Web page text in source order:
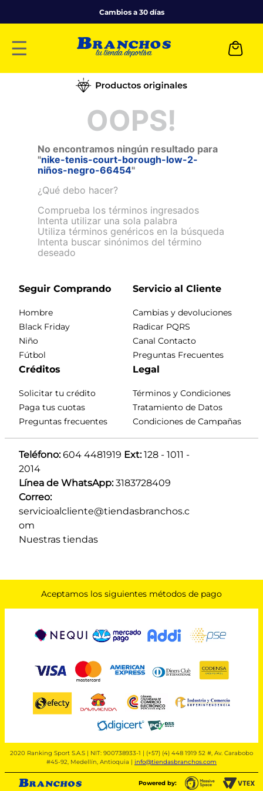
Cambios a 30 días
☰
OOPS!
No encontramos ningún resultado para
"nike-tenis-court-borough-low-2-
niños-negro-66454"
¿Qué debo hacer?
Comprueba los términos ingresados
Intenta utilizar una sola palabra
Utiliza términos genéricos en la búsqueda
Intenta buscar sinónimos del término
deseado
Seguir Comprando
Hombre
Black Friday
Niño
Fútbol
Servicio al Cliente
Cambias y devoluciones
Radicar PQRS
Canal Contacto
Preguntas Frecuentes
Créditos
Solicitar tu crédito
Paga tus cuotas
Preguntas frecuentes
Legal
Términos y Condiciones
Tratamiento de Datos
Condiciones de Campañas
Teléfono: 604 4481919 Ext: 128 - 1011 -
2014
Línea de WhatsApp: 3183728409
Correo:
servicioalcliente@tiendasbranchos.c
om
Nuestras tiendas
Aceptamos los siguientes métodos de pago
2020 Ranking Sport S.A.S | NIT: 900738933-1 | (+57) (4) 448 1919 52 #, Av. Carabobo
#45-92, Medellín, Antioquia | info@tiendasbranchos.com
Powered by: